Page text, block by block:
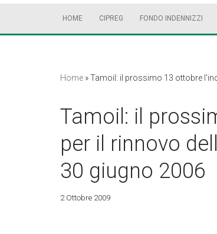
HOME CIPREG FONDO INDENNIZZI
Home »Tamoil: il prossimo 13 ottobre
Tamoil: il
per il rinnovo
30 giugno 2006
2 Ottobre 2009